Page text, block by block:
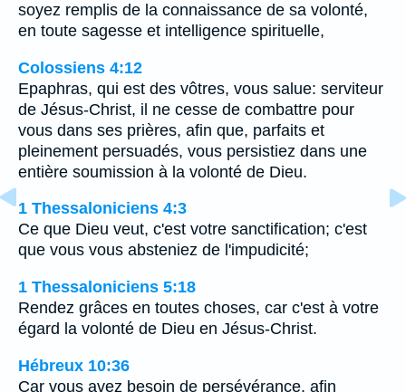
soyez remplis de la connaissance de sa volonté,
en toute sagesse et intelligence spirituelle,
Colossiens 4:12
Epaphras, qui est des vôtres, vous salue: serviteur
de Jésus-Christ, il ne cesse de combattre pour
vous dans ses prières, afin que, parfaits et
pleinement persuadés, vous persistiez dans une
entière soumission à la volonté de Dieu.
1 Thessaloniciens 4:3
Ce que Dieu veut, c'est votre sanctification; c'est
que vous vous absteniez de l'impudicité;
1 Thessaloniciens 5:18
Rendez grâces en toutes choses, car c'est à votre
égard la volonté de Dieu en Jésus-Christ.
Hébreux 10:36
Car vous avez besoin de persévérance, afin